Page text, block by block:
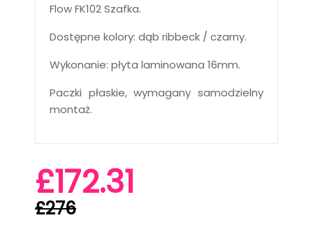
Flow FK102 Szafka.
Dostępne kolory: dąb ribbeck / czarny.
Wykonanie: płyta laminowana 16mm.
Paczki płaskie, wymagany samodzielny
montaż.
£172.31
£276